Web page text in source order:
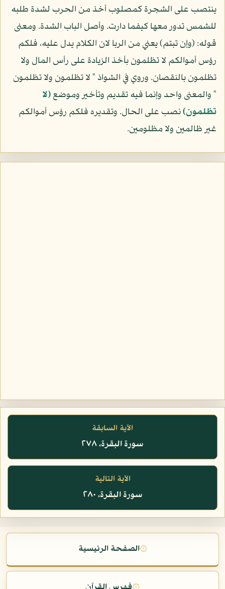
ينتصب على الشجرة كمصلوب أخذ من الحرب لشدة طلبه
للشمس تدور معها كيفما دارت. وأصل الباب الشدة. ومعنى
قوله: (وإن تبتم) يعني من الربا لان الكلام يدل عليه، فلكم
رؤس أموالكم لا تظلمون بأخذ الزيادة على رأس المال ولا
تظلمون بالنقصان. وروي في الشواذ " لا تظلمون ولا تظلمون
" والمعنى واحد وإنما فيه تقديم وتأخير وموضع(لا
تظلمون)نصب على الحال. وتقديره فلكم رؤس أموالكم
غير ظالمين ولا مظلومين.
الآية السابقة
سورة البقرة، ٢٧٨
الآية التالية
سورة البقرة، ٢٨٠
۞الصفحة الرئيسية